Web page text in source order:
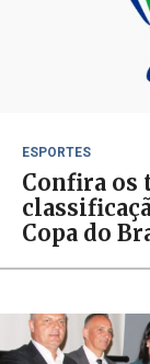
ESPORTES
Confira os
Copa do